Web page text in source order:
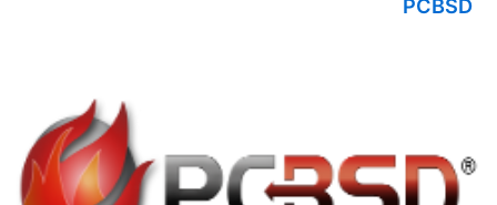
PCBSD